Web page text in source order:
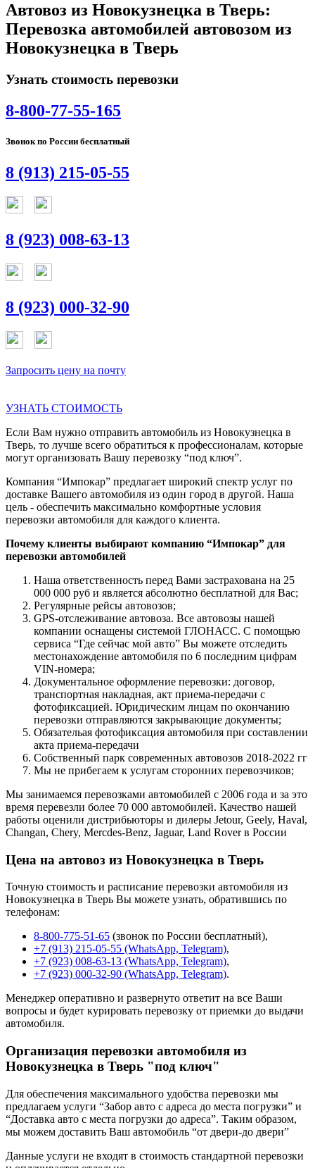
Автовоз из Новокузнецка в Тверь:
Перевозка автомобилей автовозом из
Новокузнецка в Тверь
Узнать стоимость перевозки
8-800-77-55-165
Звонок по России бесплатный
8 (913) 215-05-55
8 (923) 008-63-13
8 (923) 000-32-90
Запросить цену на почту
УЗНАТЬ СТОИМОСТЬ
Если Вам нужно отправить автомобиль из Новокузнецка в
Тверь, то лучше всего обратиться к профессионалам, которые
могут организовать Вашу перевозку “под ключ”.
Компания “Импокар” предлагает широкий спектр услуг по
доставке Вашего автомобиля из один город в другой. Наша
цель - обеспечить максимально комфортные условия
перевозки автомобиля для каждого клиента.
Почему клиенты выбирают компанию “Импокар” для
перевозки автомобилей
Наша ответственность перед Вами застрахована на 25
000 000 руб и является абсолютно бесплатной для Вас;
Регулярные рейсы автовозов;
GPS-отслеживание автовоза. Все автовозы нашей
компании оснащены системой ГЛОНАСС. С помощью
сервиса “Где сейчас мой авто” Вы можете отследить
местонахождение автомобиля по 6 последним цифрам
VIN-номера;
Документальное оформление перевозки: договор,
транспортная накладная, акт приема-передачи с
фотофиксацией. Юридическим лицам по окончанию
перевозки отправляются закрывающие документы;
Обязательая фотофиксация автомобиля при составлении
акта приема-передачи
Собственный парк современных автовозов 2018-2022 гг
Мы не прибегаем к услугам сторонних перевозчиков;
Мы занимаемся перевозками автомобилей с 2006 года и за это
время перевезли более 70 000 автомобилей. Качество нашей
работы оценили дистрибьюторы и дилеры Jetour, Geely, Haval,
Changan, Chery, Mercdes-Benz, Jaguar, Land Rover в России
Цена на автовоз из Новокузнецка в Тверь
Точную стоимость и расписание перевозки автомобиля из
Новокузнецка в Тверь Вы можете узнать, обратившись по
телефонам:
8-800-775-51-65 (звонок по России бесплатный),
+7 (913) 215-05-55 (WhatsApp, Telegram),
+7 (923) 008-63-13 (WhatsApp, Telegram),
+7 (923) 000-32-90 (WhatsApp, Telegram).
Менеджер оперативно и развернуто ответит на все Ваши
вопросы и будет курировать перевозку от приемки до выдачи
автомобиля.
Организация перевозки автомобиля из
Новокузнецка в Тверь "под ключ"
Для обеспечения максимального удобства перевозки мы
предлагаем услуги “Забор авто с адреса до места погрузки” и
“Доставка авто с места погрузки до адреса”. Таким образом,
мы можем доставить Ваш автомобиль “от двери-до двери”
Данные услуги не входят в стоимость стандартной перевозки